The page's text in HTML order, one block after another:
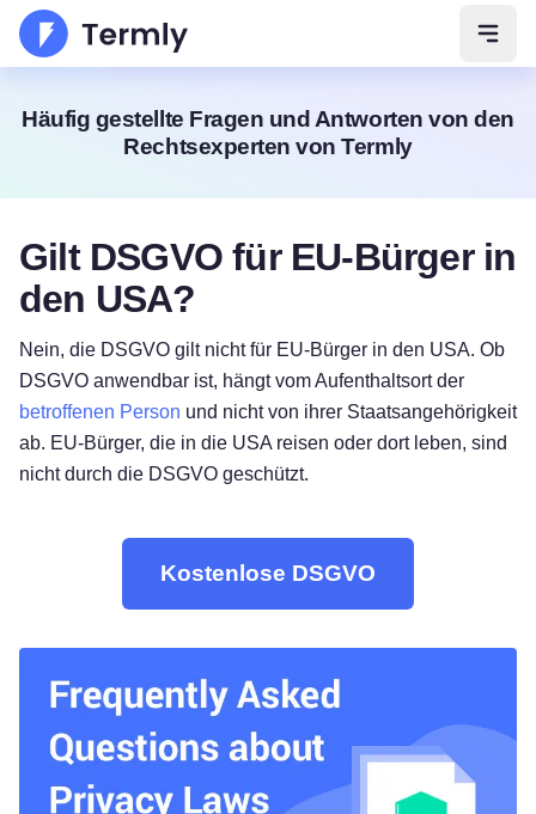
Häufig gestellte Fragen und Antworten von den
Rechtsexperten von Termly
Gilt DSGVO für EU-Bürger in
den USA?
Nein, die DSGVO gilt nicht für EU-Bürger in den USA. Ob
DSGVO anwendbar ist, hängt vom Aufenthaltsort der
betroffenen Person und nicht von ihrer Staatsangehörigkeit
ab. EU-Bürger, die in die USA reisen oder dort leben, sind
nicht durch die DSGVO geschützt.
Kostenlose DSGVO